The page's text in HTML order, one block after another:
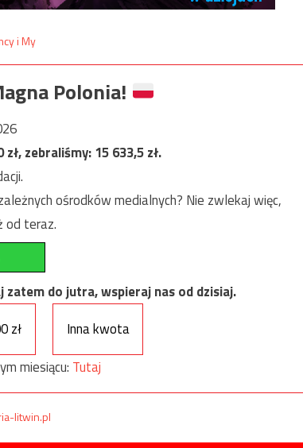
Polonia!
zł, zebraliśmy:15 633,5zł.
ośrodków medialnych? Nie zwlekaj więc,
od teraz.
do jutra, wspieraj nas od dzisiaj.
zł
Inna kwota
miesiącu: Tutaj
litwin.pl